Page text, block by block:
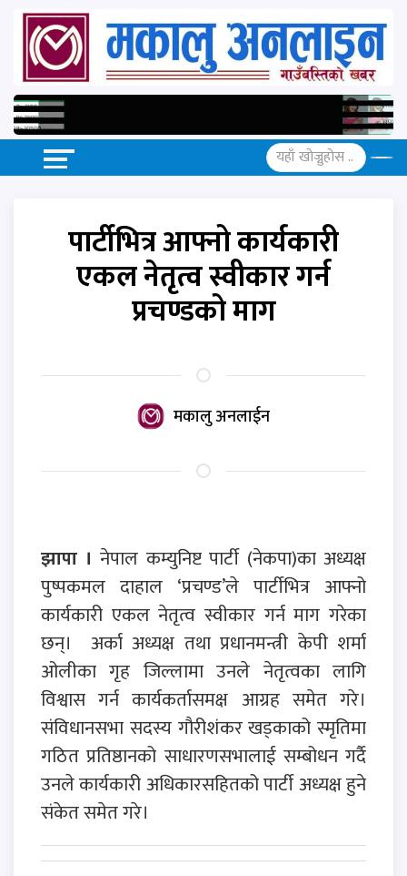
पार्टीभित्र आफ्नो कार्यकारी
एकल नेतृत्व स्वीकार गर्न
प्रचण्डको माग
मकालु अनलाईन
झापा । नेपाल कम्युनिष्ट पार्टी (नेकपा)का अध्यक्ष
पुष्पकमल दाहाल ‘प्रचण्ड’ले पार्टीभित्र आफ्नो
कार्यकारी एकल नेतृत्व स्वीकार गर्न माग गरेका
छन्। अर्का अध्यक्ष तथा प्रधानमन्त्री केपी शर्मा
ओलीका गृह जिल्लामा उनले नेतृत्वका लागि
विश्वास गर्न कार्यकर्तासमक्ष आग्रह समेत गरे।
संविधानसभा सदस्य गौरीशंकर खड्काको स्मृतिमा
गठित प्रतिष्ठानको साधारणसभालाई सम्बोधन गर्दै
उनले कार्यकारी अधिकारसहितको पार्टी अध्यक्ष हुने
संकेत समेत गरे।